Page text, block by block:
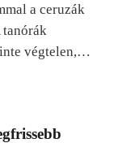
a ceruzák
végtelen,…